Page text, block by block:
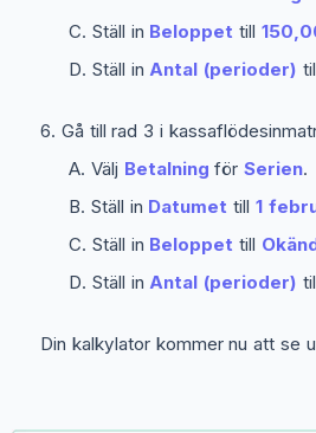
Ställ in Beloppet till
Ställ inAntal (perioder)
Gå till rad 3 i
Välj Betalning förSerien.
Ställ in Datumet till 1
Ställ in Beloppet till
Ställ inAntal (perioder)
Din kalkylator kommer nu att se